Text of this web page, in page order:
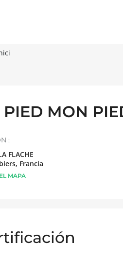
PIED MON
:
FLACHE
, Francia
MAPA